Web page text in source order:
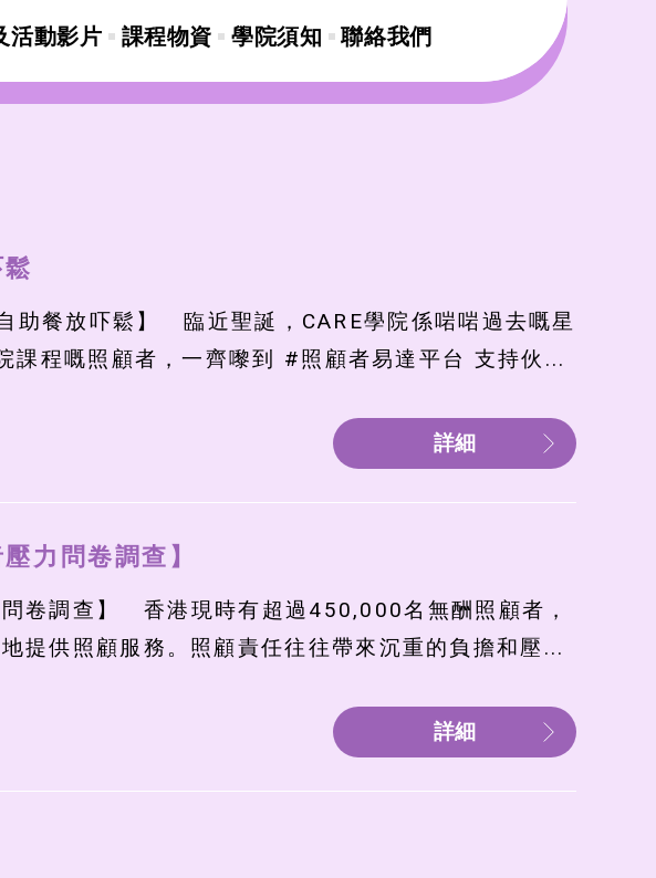
活動影片 課程物資 學院須知 聯絡我們
助餐放吓鬆】 臨近聖誕，CARE學院係啱啱過去嘅星
課程嘅照顧者，一齊嚟到 #照顧者易達平台 支持伙...
詳細
力問卷調查】
問卷調查】 香港現時有超過450,000名無酬照顧者，
提供照顧服務。照顧責任往往帶來沉重的負擔和壓...
詳細